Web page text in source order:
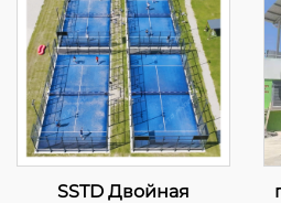
SSTD Двойная